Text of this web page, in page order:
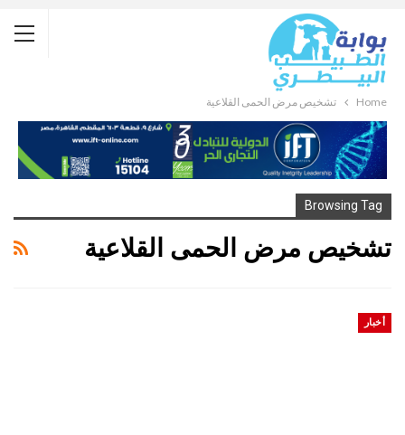
Home تشخيص مرض الحمى القلاعية
Browsing Tag
تشخيص مرض الحمى القلاعية
أخبار